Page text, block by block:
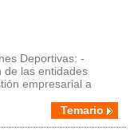
Deportivas: -
de las entidades
empresarial a
Temario